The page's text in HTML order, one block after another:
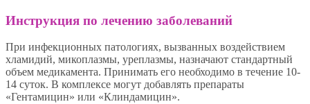
Инструкция по лечению заболеваний
При инфекционных патологиях, вызванных воздействием
хламидий, микоплазмы, уреплазмы, назначают стандартный
объем медикамента. Принимать его необходимо в течение 10-
14 суток. В комплексе могут добавлять препараты
«Гентамицин» или «Клиндамицин».